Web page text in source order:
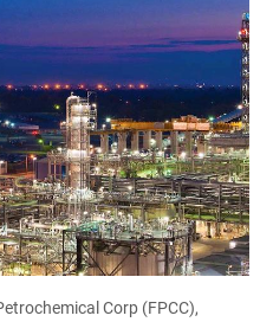
Corp (FPCC),